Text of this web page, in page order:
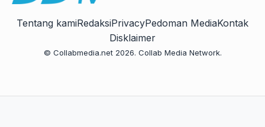
Tentang kamiRedaksiPrivacyPedoman MediaKontak
Disklaimer
© Collabmedia.net 2026. Collab Media Network.